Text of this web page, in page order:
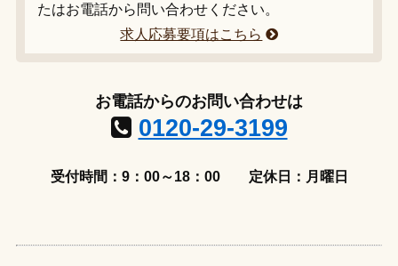
たはお電話から問い合わせください。
求人応募要項はこちら
お電話からのお問い合わせは
0120-29-3199
受付時間：9：00～18：00 定休日：月曜日